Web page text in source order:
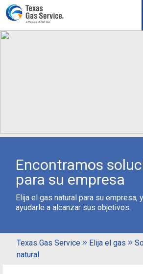
Encontramos
para su empresa
Elija el gas natural para su empresa,
ayudarle a alcanzar sus objetivos.
Texas Gas Service Elija el gas
natural